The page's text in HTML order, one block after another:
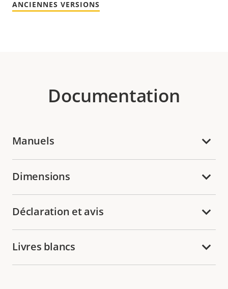
ANCIENNES VERSIONS
Documentation
Manuels
Dimensions
Déclaration et avis
Livres blancs